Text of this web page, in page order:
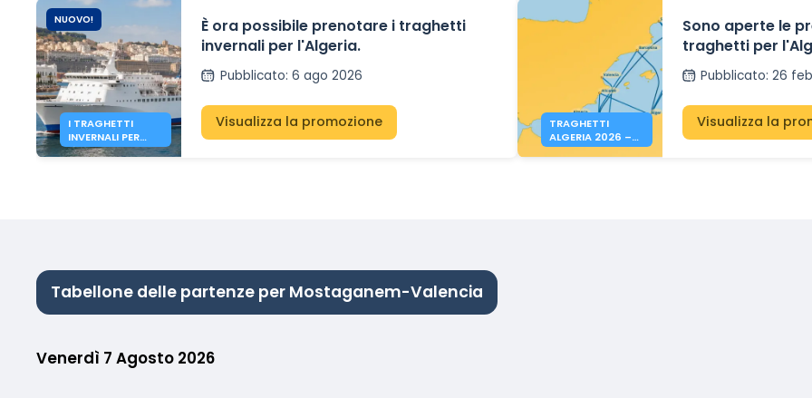
NUOVO!
I TRAGHETTI
INVERNALI PER
L'ALGERIA SONO
È ora possibile prenotare i traghetti
invernali per l'Algeria.
Pubblicato: 6 ago 2026
Visualizza la promozione
TRAGHETTI
ALGERIA 2026 –
PRENOTAZIONI
Sono aperte le
traghetti per
Pubblicato:26
Visualizza la
Tabellone delle partenze per Mostaganem-Valencia
Venerdì 7 Agosto 2026